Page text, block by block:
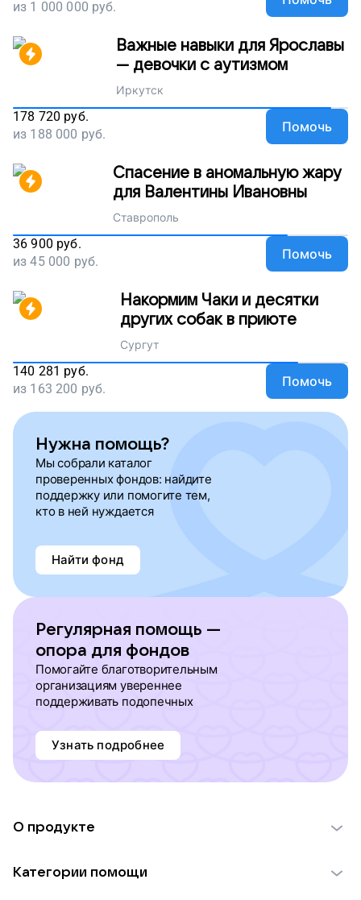
из 1 000 000 руб.
Важные навыки для Ярославы
— девочки с аутизмом
Иркутск
178 720 руб.
из 188 000 руб. Помочь
Спасение в аномальную жару
для Валентины Ивановны
Ставрополь
36 900 руб.
из45 000 руб. Помочь
Накормим Чаки и десятки
других собак в приюте
Сургут
140 281 руб.
из 163 200 руб. Помочь
Нужна помощь?
Мы собрали каталог
проверенных фондов: найдите
поддержку или помогите тем,
кто в ней нуждается
Найти фонд
Регулярная помощь —
опора для фондов
Помогайте благотворительным
организациям увереннее
поддерживать подопечных
Узнать подробнее
О продукте
Категории помощи